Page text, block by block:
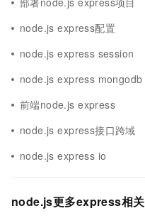
node.js express配置
node.js express session
node.js express mongodb
前端node.js express
node.js express接口跨域
node.js express io
node.js更多express相关